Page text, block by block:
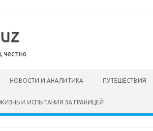
честно
НОВОСТИ И АНАЛИТИКА ПУТЕШЕСТВИЯ
И ИСПЫТАНИЯ ЗА ГРАНИЦЕЙ